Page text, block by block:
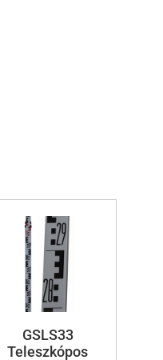
GSLS33
Teleszkópos